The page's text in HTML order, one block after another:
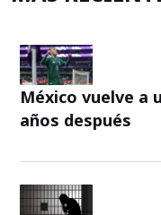
México vuelve a
años después